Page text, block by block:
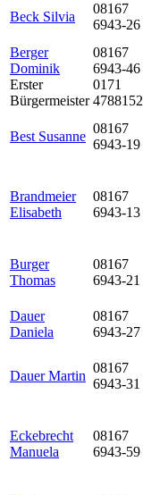
Beck Silvia
08167
6943-26
Berger
Dominik
Erster
Bürgermeister
08167
6943-46
0171
4788152
Best Susanne
08167
6943-19
Brandmeier
Elisabeth
08167
6943-13
Burger
Thomas
08167
6943-21
Dauer
Daniela
08167
6943-27
Dauer Martin
08167
6943-31
Eckebrecht
Manuela
08167
6943-59